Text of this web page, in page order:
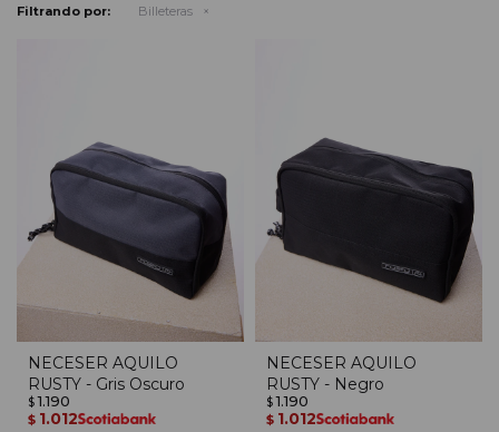
Filtrando por: Billeteras
NECESER AQUILO
RUSTY - Gris Oscuro
$ 1.190
$ 1.012
NECESER AQUILO
RUSTY - Negro
$ 1.190
$ 1.012